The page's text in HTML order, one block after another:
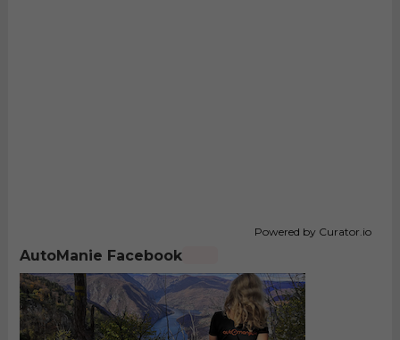
Powered by Curator.io
AutoManie Facebook